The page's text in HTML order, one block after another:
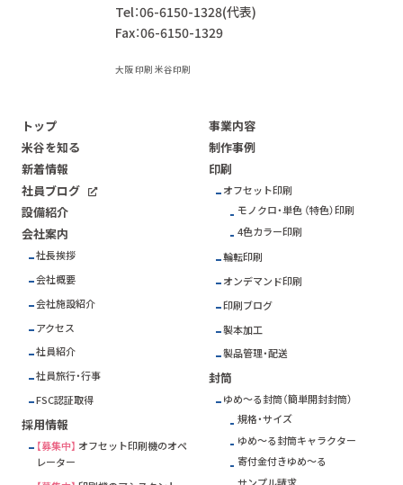
Tel：06-6150-1328(代表)
Fax：06-6150-1329
大阪 印刷 米谷印刷
トップ
米谷を知る
新着情報
社員ブログ
設備紹介
会社案内
社長挨拶
会社概要
会社施設紹介
アクセス
社員紹介
社員旅行・行事
FSC認証取得
採用情報
【募集中】 オフセット印刷機のオペ
レーター
事業内容
制作事例
印刷
オフセット印刷
モノクロ・単色 （特色）印刷
4色カラー印刷
輪転印刷
オンデマンド印刷
印刷ブログ
製本加工
製品管理・配送
封筒
ゆめ～る封筒（簡単開封封筒）
規格・サイズ
ゆめ～る封筒キャラクター
寄付金付きゆめ～る